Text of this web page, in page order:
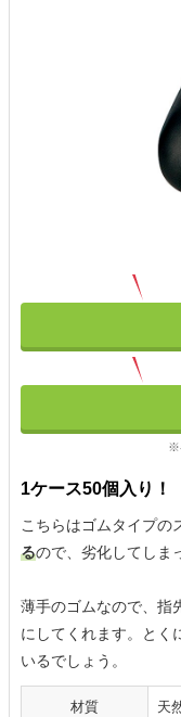
※
1ケース50個入り！
こちらはゴムタイプの
るので、劣化してしま
薄手のゴムなので、指
にしてくれます。とく
いるでしょう。
材質 天